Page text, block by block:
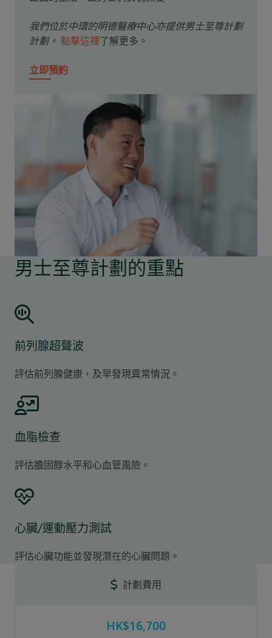
我們位於中環的明德醫療中心亦提供男士至尊計劃
計劃。 點擊這裡了解更多。
立即預約
男士至尊計劃的重點
前列腺超聲波
評估前列腺健康，及早發現異常情況。
血脂檢查
評估膽固醇水平和心血管風險。
心臟/運動壓力測試
評估心臟功能並發現潛在的心臟問題。
計劃費用
HK$16,700